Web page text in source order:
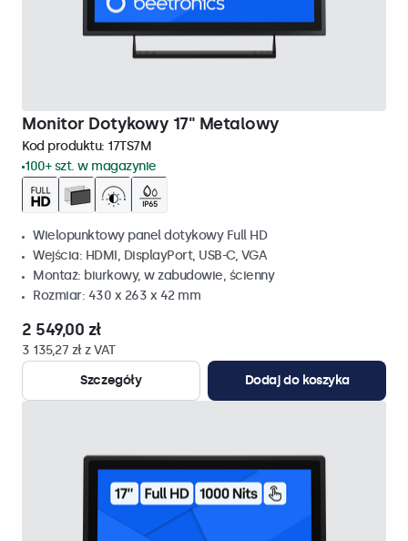
Monitor Dotykowy 17" Metalowy
Kod produktu: 17TS7M
100+ szt. w magazynie
Wielopunktowy panel dotykowy Full HD
Wejścia: HDMI, DisplayPort, USB-C, VGA
Montaż: biurkowy, w zabudowie, ścienny
Rozmiar: 430 x 263 x 42 mm
2 549,00 zł
3 135,27 zł z VAT
Szczegóły
Dodaj do koszyka